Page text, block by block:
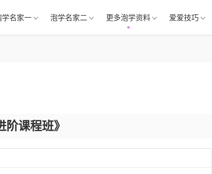
学名家一 泡学名家二 更多泡学资料 爱爱技巧
阶课程班》